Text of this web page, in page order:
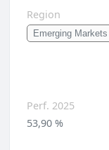
Region
Emerging Markets
Perf. 2025
53,90 %